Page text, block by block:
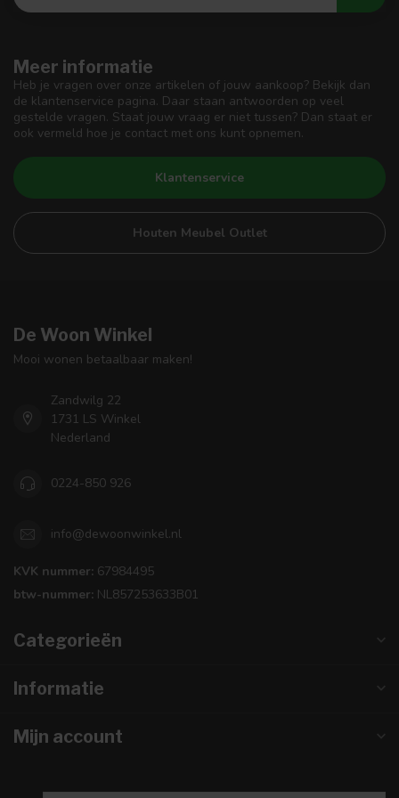
Meer informatie
Heb je vragen over onze artikelen of jouw aankoop? Bekijk dan
de klantenservice pagina. Daar staan antwoorden op veel
gestelde vragen. Staat jouw vraag er niet tussen? Dan staat er
ook vermeld hoe je contact met ons kunt opnemen.
Klantenservice
Houten Meubel Outlet
De Woon Winkel
Mooi wonen betaalbaar maken!
Zandwilg 22
1731 LS Winkel
Nederland
0224-850 926
info@dewoonwinkel.nl
KVK nummer: 67984495
btw-nummer: NL857253633B01
Categorieën
Informatie
Mijn account